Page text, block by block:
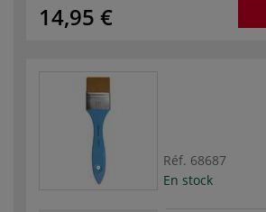
14,95 €
Réf. 68687
En stock